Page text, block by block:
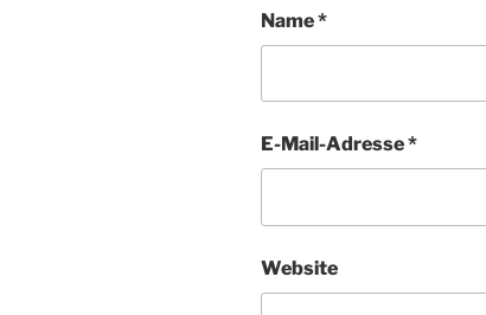
Name*
E-Mail-Adresse*
Website